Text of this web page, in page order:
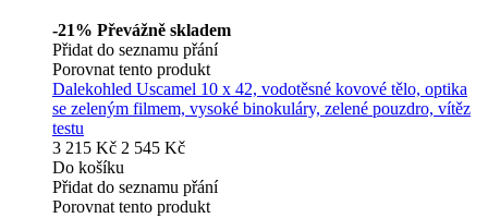
-21% Převážně skladem
Přidat do seznamu přání
Porovnat tento produkt
Dalekohled Uscamel 10 x 42, vodotěsné kovové tělo, optika
se zeleným filmem, vysoké binokuláry, zelené pouzdro, vítěz
testu
3 215 Kč 2 545 Kč
Do košíku
Přidat do seznamu přání
Porovnat tento produkt